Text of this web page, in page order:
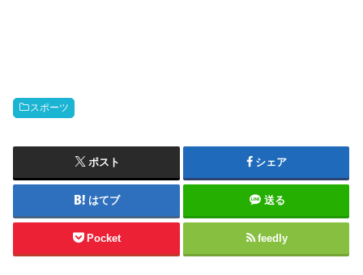
スポーツ
ポスト シェア
はてブ 送る
Pocket feedly